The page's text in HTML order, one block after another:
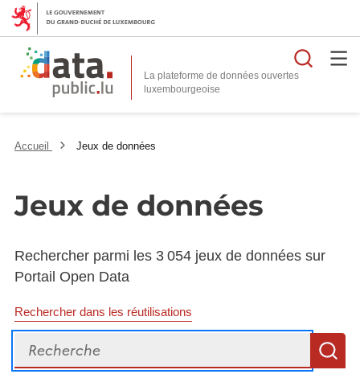
La plateforme de données ouvertes
Accueil Jeux de données
Jeux de données
Rechercher parmi les 3 054 jeux de données sur
Portail Open Data
Rechercher dans les réutilisations
Recherche